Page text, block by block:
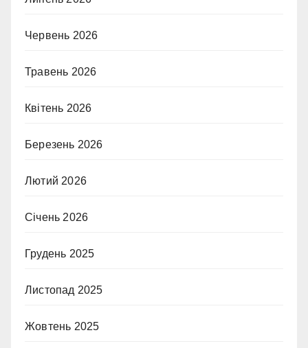
Червень 2026
Травень 2026
Квітень 2026
Березень 2026
Лютий 2026
Січень 2026
Грудень 2025
Листопад 2025
Жовтень 2025